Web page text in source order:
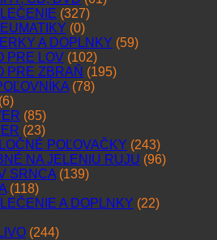
(327)
(0)
A DOPLNKY (59)
PRE LOV (102)
PRE ZBRAŇ (195)
(78)
(6)
(85)
(23)
POĽOVAČKY (243)
NA JELENIU RUJU (96)
SRNCA (139)
(118)
A DOPLNKY (22)
(244)